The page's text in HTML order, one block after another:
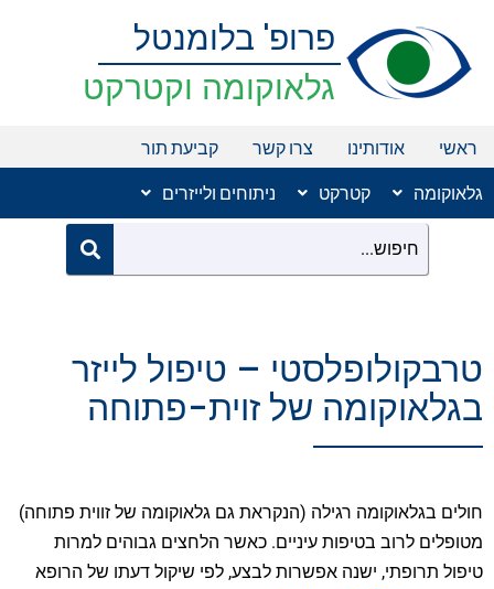
לתוכן
פרופ' בלומנטל
גלאוקומה וקטרקט
ראשי אודותינו צרו קשר קביעת תור
גלאוקומה קטרקט ניתוחים ולייזרים
טרבקולופלסטי – טיפול לייזר
בגלאוקומה של זוית-פתוחה
חולים בגלאוקומה רגילה (הנקראת גם גלאוקומה של זווית פתוחה)
מטופלים לרוב בטיפות עיניים. כאשר הלחצים גבוהים למרות
טיפול תרופתי, ישנה אפשרות לבצע, לפי שיקול דעתו של הרופא